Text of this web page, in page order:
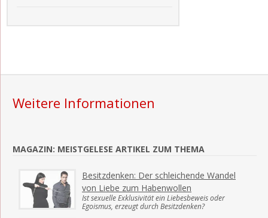
Weitere Informationen
MAGAZIN: MEISTGELESE ARTIKEL ZUM THEMA
Besitzdenken: Der schleichende Wandel
von Liebe zum Habenwollen
Ist sexuelle Exklusivität ein Liebesbeweis oder
Egoismus, erzeugt durch Besitzdenken?